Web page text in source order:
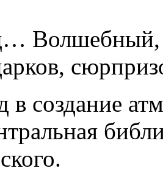
Волшебный,
в создание